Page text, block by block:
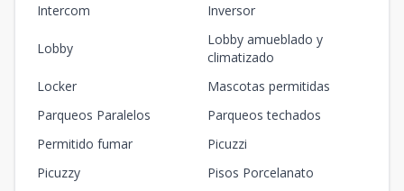
Intercom
Inversor
Lobby
Lobby amueblado y
climatizado
Locker
Mascotas permitidas
Parqueos Paralelos
Parqueos techados
Permitido fumar
Picuzzi
Picuzzy
Pisos Porcelanato